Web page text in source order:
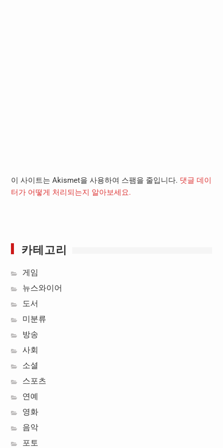
이 사이트는 Akismet을 사용하여 스팸을 줄입니다. 댓글 데이
터가 어떻게 처리되는지 알아보세요.
카테고리
게임
뉴스와이어
도서
미분류
방송
사회
소셜
스포츠
연예
영화
음악
포토